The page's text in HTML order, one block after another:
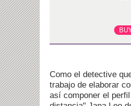
Como el detective
trabajo de elaborar
así componer el